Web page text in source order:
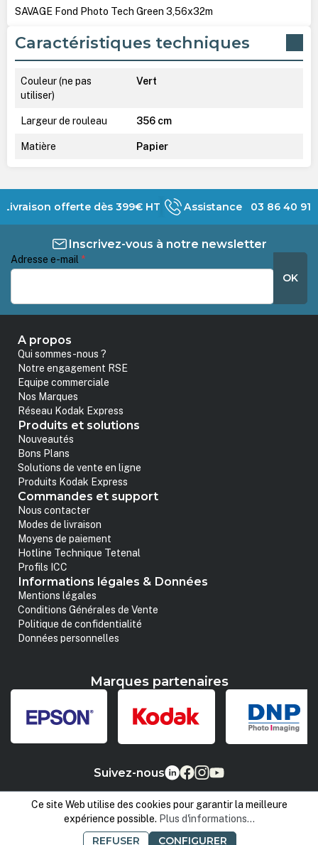
SAVAGE Fond Photo Tech Green 3,56x32m
Caractéristiques techniques
Couleur (ne pas
utiliser)
Vert
Largeur de rouleau 356 cm
Matière Papier
Livraison offerte dès 399€ HT Assistance 03 86 40 91
Inscrivez-vous à notre newsletter
Adresse e-mail *
OK
A propos
Qui sommes-nous ?
Notre engagement RSE
Equipe commerciale
Nos Marques
Réseau Kodak Express
Produits et solutions
Nouveautés
Bons Plans
Solutions de vente en ligne
Produits Kodak Express
Commandes et support
Nous contacter
Modes de livraison
Moyens de paiement
Hotline Technique Tetenal
Profils ICC
Informations légales & Données
Mentions légales
Conditions Générales de Vente
Politique de confidentialité
Données personnelles
Marques partenaires
Suivez-nous
Ce site Web utilise des cookies pour garantir la meilleure
expérience possible. Plus d'informations...
REFUSER CONFIGURER